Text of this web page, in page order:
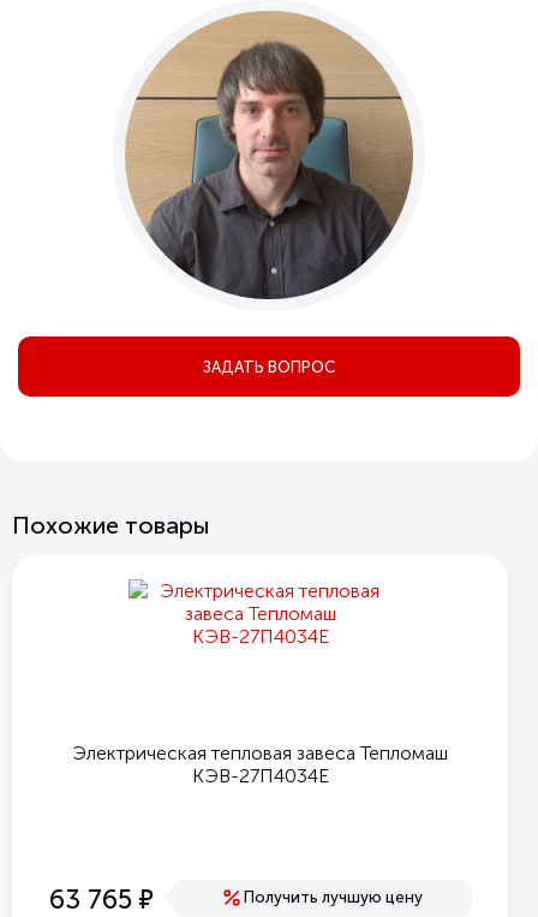
ЗАДАТЬ ВОПРОС
Похожие товары
Электрическая тепловая завеса Тепломаш
КЭВ-27П4034Е
63 765 е Получить лучшую цену